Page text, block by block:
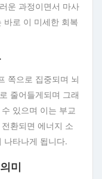
운 과정이면서 마사
바로 이 미세한 회복
쪽으로 집중되며 뇌
줄어들게되며 그래
있으며 이는 부교
환되면 에너지 소
나타나게 됩니다.
미